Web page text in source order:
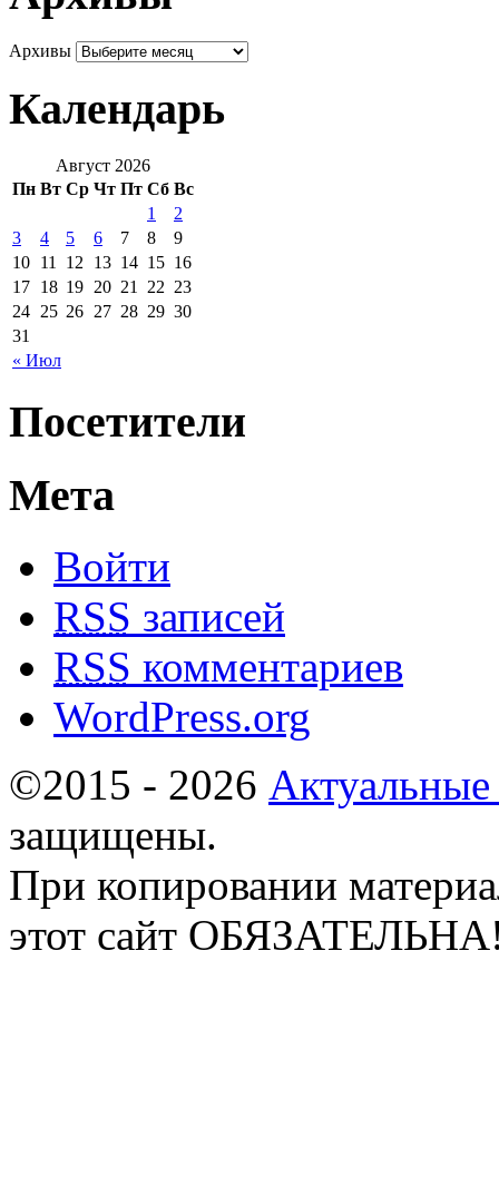
Архивы
Календарь
Август 2026
Пн Вт Ср Чт Пт Сб Вс
« Июл
1
2
3
4 5 6 7 8
9
10 11 12 13 14 15 16
17 18 19 20 21 22 23
24 25 26 27 28 29 30
31
Посетители
Мета
Войти
RSS записей
RSS комментариев
WordPress.org
©2015 - 2026
защищены.
При копировании
этот сайт